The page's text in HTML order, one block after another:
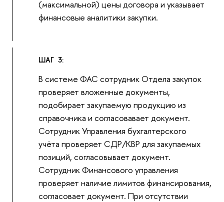
(максимальной) цены договора и указывает
финансовые аналитики закупки.
ШАГ 3:
В системе ФАС сотрудник Отдела закупок
проверяет вложенные документы,
подобирает закупаемую продукцию из
справочника и согласовавает документ.
Сотрудник Управления бухгалтерского
учёта проверяет СДР/КВР для закупаемых
позиций, согласовывает документ.
Сотрудник Финансового управления
проверяет наличие лимитов финансирования,
согласовает документ. При отсутствии